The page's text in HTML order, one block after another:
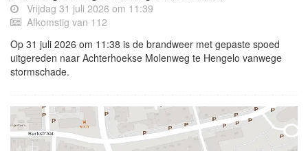
Vrijdag 31 juli 2026 om 11:39
Afkomstig van 112
Op 31 juli 2026 om 11:38 is de brandweer met gepaste spoed
uitgereden naar Achterhoekse Molenweg te Hengelo vanwege
stormschade.